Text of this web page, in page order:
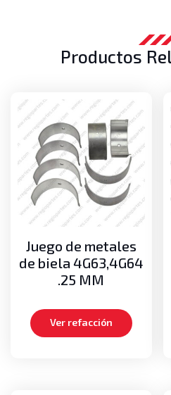
Productos
Juego de metales
de biela 4G63,4G64
.25 MM
Ver refacción